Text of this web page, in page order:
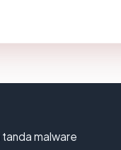
malware